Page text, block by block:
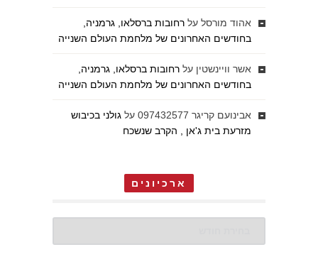
אהוד מורסל על רחובות ברסלאו, גרמניה,
בחודשים האחרונים של מלחמת העולם השנייה
אשר וויינשטין על רחובות ברסלאו, גרמניה,
בחודשים האחרונים של מלחמת העולם השנייה
אבינועם קריגר 097432577 על גולני בכיבוש
מזרעת בית ג'אן , הקרב שנשכח
ארכיונים